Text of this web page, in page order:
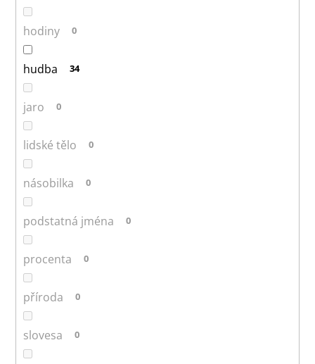
hodiny 0
hudba 34
jaro 0
lidské tělo 0
násobilka 0
podstatná jména 0
procenta 0
příroda 0
slovesa 0